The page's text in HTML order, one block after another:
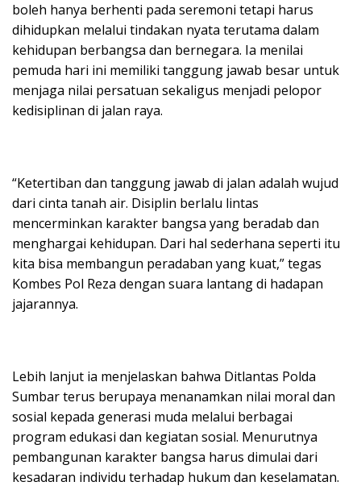
boleh hanya berhenti pada seremoni tetapi harus
dihidupkan melalui tindakan nyata terutama dalam
kehidupan berbangsa dan bernegara. Ia menilai
pemuda hari ini memiliki tanggung jawab besar untuk
menjaga nilai persatuan sekaligus menjadi pelopor
kedisiplinan di jalan raya.
“Ketertiban dan tanggung jawab di jalan adalah wujud
dari cinta tanah air. Disiplin berlalu lintas
mencerminkan karakter bangsa yang beradab dan
menghargai kehidupan. Dari hal sederhana seperti itu
kita bisa membangun peradaban yang kuat,” tegas
Kombes Pol Reza dengan suara lantang di hadapan
jajarannya.
Lebih lanjut ia menjelaskan bahwa Ditlantas Polda
Sumbar terus berupaya menanamkan nilai moral dan
sosial kepada generasi muda melalui berbagai
program edukasi dan kegiatan sosial. Menurutnya
pembangunan karakter bangsa harus dimulai dari
kesadaran individu terhadap hukum dan keselamatan.